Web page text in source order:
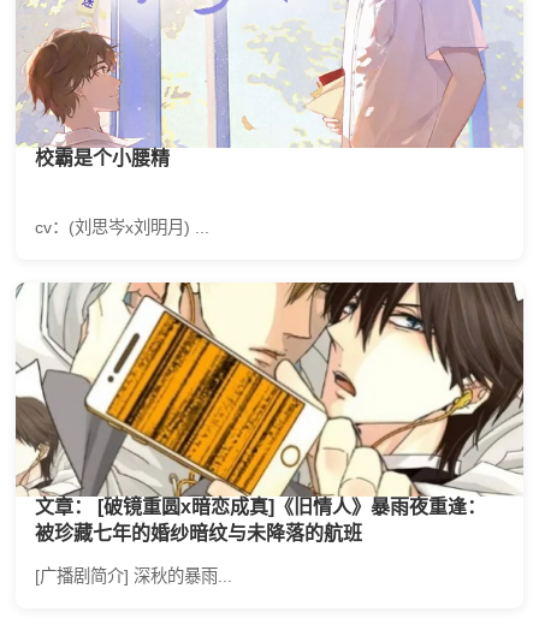
校霸是个小腰精
cv：(刘思岑x刘明月) ...
文章： [破镜重圆x暗恋成真]《旧情人》暴雨夜重逢：
被珍藏七年的婚纱暗纹与未降落的航班
[广播剧简介] 深秋的暴雨...